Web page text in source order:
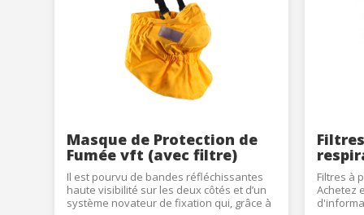
Masque de Protection de
Fumée vft (avec filtre)
Il est pourvu de bandes réfléchissantes
haute visibilité sur les deux côtés et d’un
système novateur de fixation qui, grâce à
Filtres à
Achetez
Ce
Ils